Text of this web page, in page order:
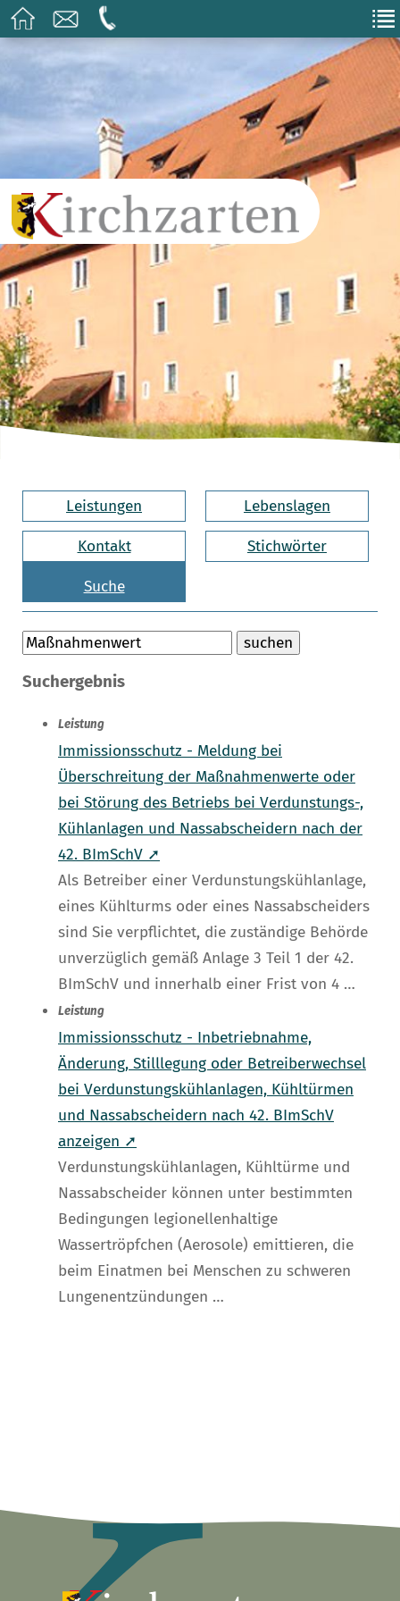
Leistungen Lebenslagen
Kontakt Stichwörter
Suche
Suchergebnis
Leistung
Immissionsschutz - Meldung bei
Überschreitung der Maßnahmenwerte oder
bei Störung des Betriebs bei Verdunstungs-,
Kühlanlagen und Nassabscheidern nach der
42. BImSchV ➚
Als Betreiber einer Verdunstungskühlanlage,
eines Kühlturms oder eines Nassabscheiders
sind Sie verpflichtet, die zuständige Behörde
unverzüglich gemäß Anlage 3 Teil 1 der 42.
BImSchV und innerhalb einer Frist von 4 …
Leistung
Immissionsschutz - Inbetriebnahme,
Änderung, Stilllegung oder Betreiberwechsel
bei Verdunstungskühlanlagen, Kühltürmen
und Nassabscheidern nach 42. BImSchV
anzeigen ➚
Verdunstungskühlanlagen, Kühltürme und
Nassabscheider können unter bestimmten
Bedingungen legionellenhaltige
Wassertröpfchen (Aerosole) emittieren, die
beim Einatmen bei Menschen zu schweren
Lungenentzündungen …